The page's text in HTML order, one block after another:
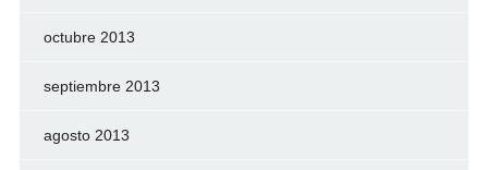
octubre 2013
septiembre 2013
agosto 2013